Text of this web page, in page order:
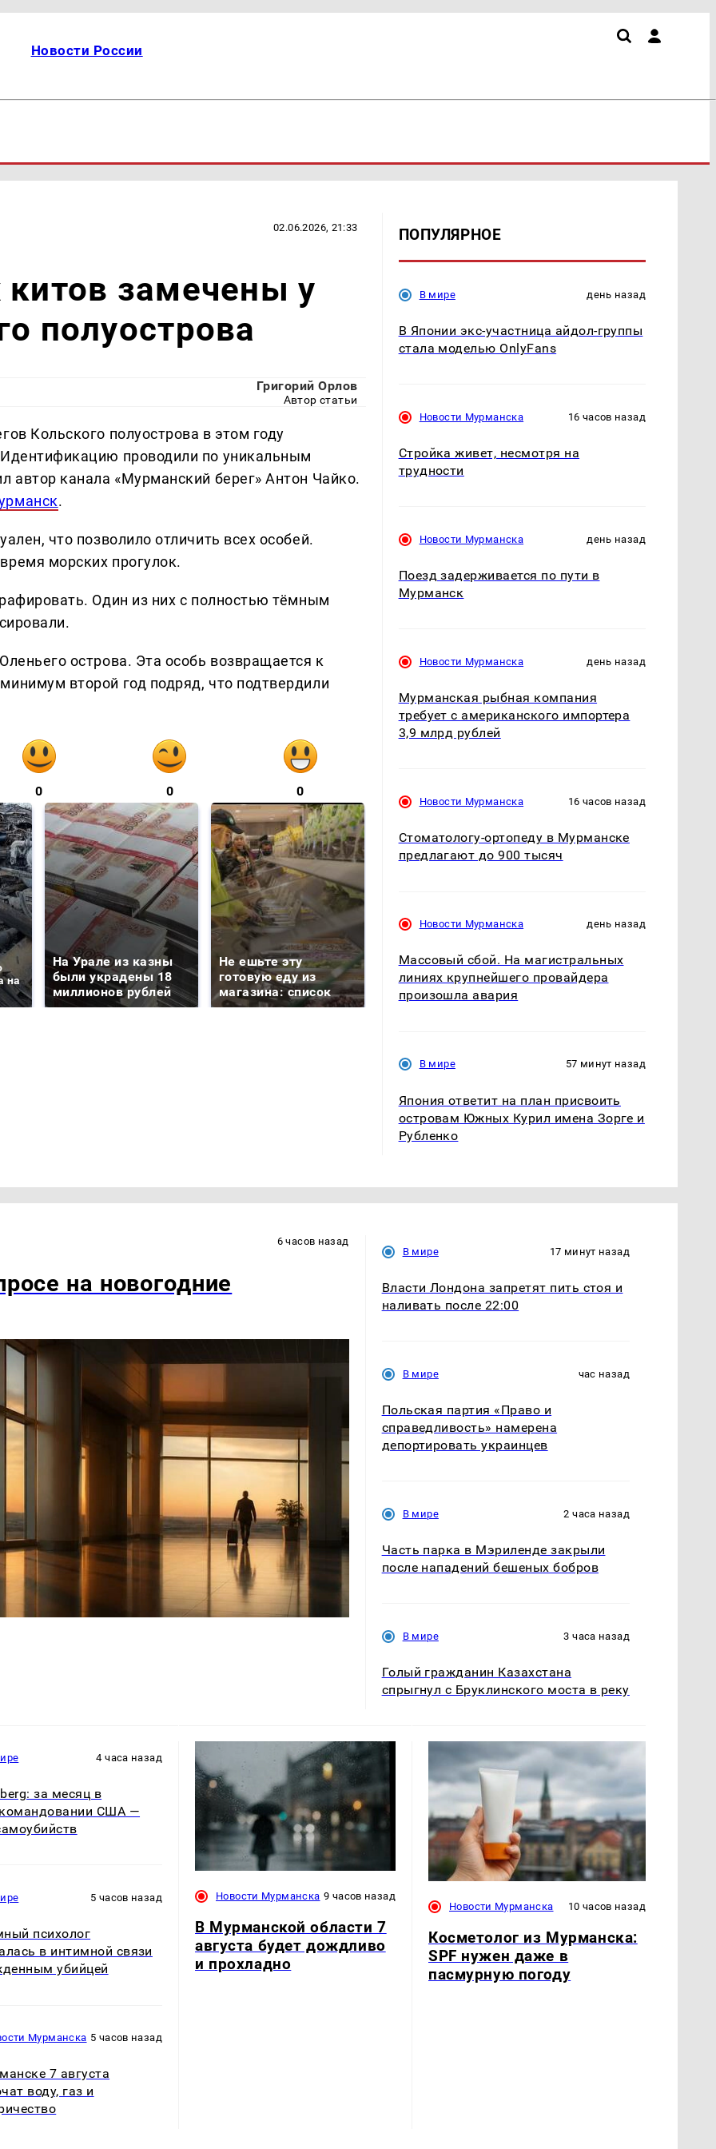
Новости России
02.06.2026, 21:33
замечены у
полуострова
Григорий Орлов
Автор статьи
Кольского полуострова в этом году
проводили по уникальным
автор канала «Мурманский берег» Антон Чайко.
.
что позволило отличить всех особей.
морских прогулок.
Один из них с полностью тёмным
острова. Эта особь возвращается к
второй год подряд, что подтвердили
0 0 0
на
На Урале из казны
были украдены 18
миллионов рублей
Не ешьте эту
готовую еду из
магазина: список
В ОАЭ произошло
жестокое убийство
криптомиллионера
Все новости по
падению вертолета на
ПОПУЛЯРНОЕ
В мире день назад
В Японии экс-участница айдол-группы
стала моделью OnlyFans
Новости Мурманска 16 часов назад
Стройка живет, несмотря на
трудности
Новости Мурманска день назад
Поезд задерживается по пути в
Мурманск
Новости Мурманска день назад
Мурманская рыбная компания
требует с американского импортера
3,9 млрд рублей
Новости Мурманска 16 часов назад
Стоматологу-ортопеду в Мурманске
предлагают до 900 тысяч
Новости Мурманска день назад
Массовый сбой. На магистральных
линиях крупнейшего провайдера
произошла авария
В мире 57 минут назад
Япония ответит на план присвоить
островам Южных Курил имена Зорге и
Рубленко
6 часов назад
на новогодние
В мире 17 минут назад
Власти Лондона запретят пить стоя и
наливать после 22:00
В мире час назад
Польская партия «Право и
справедливость» намерена
депортировать украинцев
В мире 2 часа назад
Часть парка в Мэриленде закрыли
после нападений бешеных бобров
В мире 3 часа назад
Голый гражданин Казахстана
спрыгнул с Бруклинского моста в реку
4 часа назад
за месяц в
США —
5 часов назад
психолог
в интимной связи
убийцей
Мурманска 5 часов назад
7 августа
воду, газ и
Новости Мурманска 9 часов назад
В Мурманской области 7
августа будет дождливо
и прохладно
Новости Мурманска 10 часов назад
Косметолог из Мурманска:
SPF нужен даже в
пасмурную погоду